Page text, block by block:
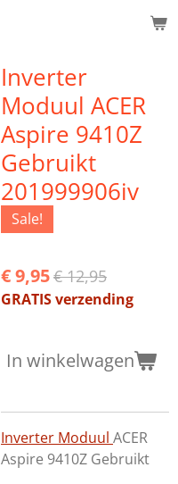
Inverter
Moduul ACER
Aspire 9410Z
Gebruikt
201999906iv
Sale!
€ 9,95€ 12,95
GRATIS verzending
In winkelwagen
Inverter Moduul ACER
Aspire 9410Z Gebruikt